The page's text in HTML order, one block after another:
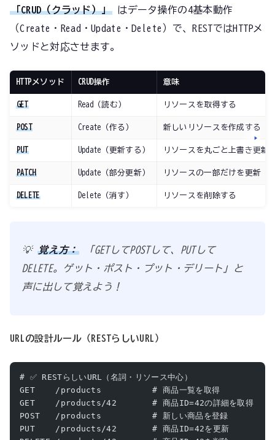
「CRUD（クラッド）」 はデータ操作の4基本動作
（Create・Read・Update・Delete）で、RESTではHTTPメ
ソッドと対応させます。
HTTPメソッド CRUD操作 意味
GET Read（読む） リソースを取得する
POST Create（作る） 新しいリソースを作成する
PUT Update（更新する） リソースを丸ごと上書き更新
PATCH Update（部分更新） リソースの一部だけを更新
DELETE Delete（消す） リソースを削除する
💡 覚え方： 「GETしてPOSTして、PUTして
DELETE。ゲット・ポスト・プット・デリート」と
声に出して覚えよう！
URLの設計ルール（RESTらしいURL）
# ✅ RESTらしいURL（名詞・リソース中心）
GET    /products          # 商品一覧を取得
GET    /products/42       # 商品ID=42の詳細を取得
POST   /products          # 新しい商品を登録
PUT    /products/42       # 商品ID=42を更新